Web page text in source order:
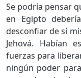
Se podría pensar
en Egipto
desconfiar de sí
Jehová. Habían
fuerzas para
ningún poder